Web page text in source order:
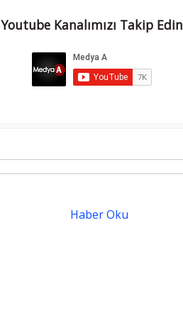
Youtube Kanalımızı Takip Edin
Haber Oku